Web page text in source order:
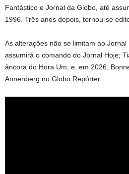
Fantástico e Jornal da Globo, até
1996. Três anos depois, tornou-se
As alterações não se limitam ao
assumirá o comando do Jornal Hoje;
âncora do Hora Um; e, em 2026,
Annenberg no Globo Repórter.